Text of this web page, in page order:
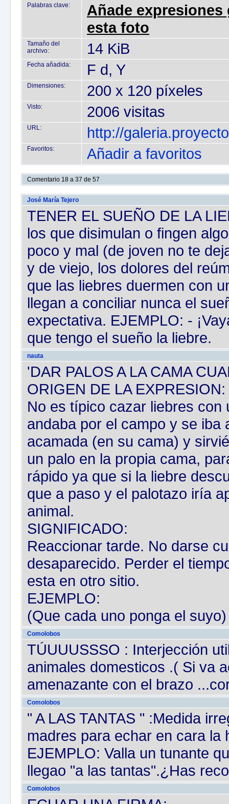
Palabras clave:
Añade
esta foto
Tamaño del
archivo:
14 KiB
Fecha añadida: F d, Y
Dimensiones: 200 x 120 píxeles
Visto: 2006 visitas
URL: http://
Favoritos: Añadir a favoritos
Comentario 18 a 37 de 57
José María Tejero
TENER EL SUEÑO DE LA
los que disimulan o fingen
poco y mal (de joven no te
y de viejo, los dolores del
que las liebres duermen con
llegan a conciliar nunca el
expectativa. EJEMPLO: -
que tengo el sueño la liebre.
nauta
'DAR PALOS A LA CAMA
ORIGEN DE LA EXPRESION:
No es típico cazar liebres
andaba por el campo y se iba
acamada (en su cama) y
un palo en la propia cama,
rápido ya que si la liebre
que a paso y el palotazo iría
animal.
SIGNIFICADO:
Reaccionar tarde. No darse
desaparecido. Perder el
esta en otro sitio.
EJEMPLO:
(Que cada uno ponga el suyo)
Comolobos
TÚUUUSSSO : Interjección
animales domesticos .( Si va
amenazante con el brazo
Comolobos
" A LAS TANTAS " :Medida
madres para echar en cara la
EJEMPLO: Valla un tunante
llegao "a las tantas".¿Has
Comolobos